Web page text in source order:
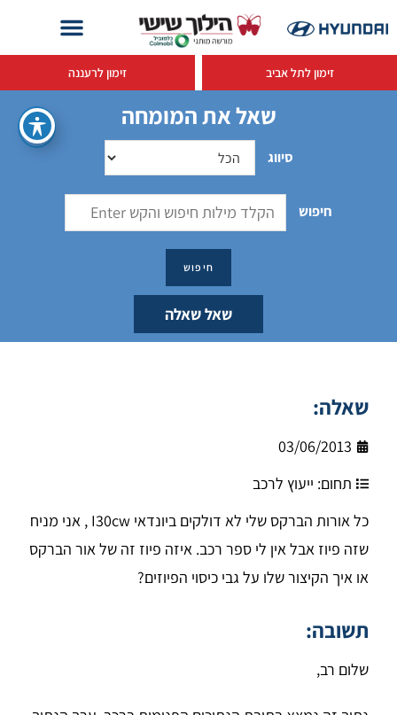
זימון לתל אביב זימון לרעננה
שאל את המומחה
סיווג
חיפוש
שאל שאלה
שאלה:
03/06/2013
תחום: ייעוץ לרכב
כל אורות הברקס שלי לא דולקים ביונדאי I30cw , אני מניח
שזה פיוז אבל אין לי ספר רכב. איזה פיוז זה של אור הברקס
או איך הקיצור שלו על גבי כיסוי הפיוזים?
תשובה:
שלום רב,